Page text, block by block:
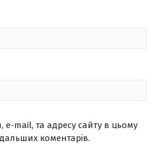
e-mail, та адресу сайту в цьому
коментарів.